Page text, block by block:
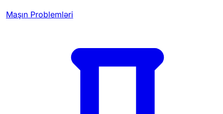
Maşın Problemləri